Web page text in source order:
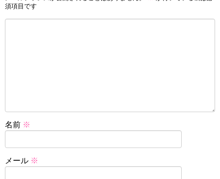
須項目です
名前 ※
メール ※